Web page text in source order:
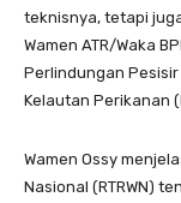
teknisnya, tetapi
Wamen ATR/Waka
Perlindungan
Kelautan Perikanan
Wamen Ossy
Nasional (RTRWN)